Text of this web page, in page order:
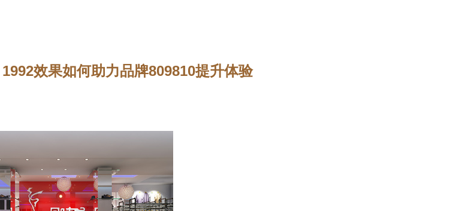
效果如何助力品牌809810提升体验